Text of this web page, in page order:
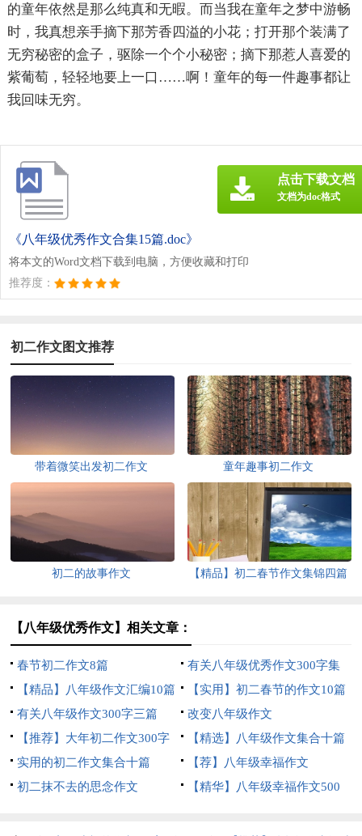
的童年依然是那么纯真和无暇。而当我在童年之梦中游畅
时，我真想亲手摘下那芳香四溢的小花；打开那个装满了
无穷秘密的盒子，驱除一个个小秘密；摘下那惹人喜爱的
紫葡萄，轻轻地要上一口……啊！童年的每一件趣事都让
我回味无穷。
《八年级优秀作文合集15篇.doc》
将本文的Word文档下载到电脑，方便收藏和打印
推荐度：
点击下载文档
文档为doc格式
初二作文图文推荐
带着微笑出发初二作文 童年趣事初二作文
初二的故事作文 【精品】初二春节作文集锦四篇
【八年级优秀作文】相关文章：
春节初二作文8篇
有关八年级优秀作文300字集
合10篇
【精品】八年级作文汇编10篇
【实用】初二春节的作文10篇
有关八年级作文300字三篇
改变八年级作文
【推荐】大年初二作文300字
四篇
【精选】八年级作文集合十篇
实用的初二作文集合十篇
【荐】八年级幸福作文
初二抹不去的思念作文
【精华】八年级幸福作文500